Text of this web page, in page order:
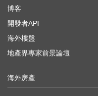
博客
開發者API
海外樓盤
地產界專家前景論壇
海外房產